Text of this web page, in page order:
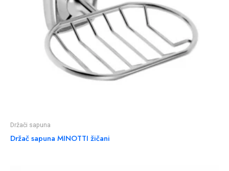
Držači sapuna
Držač sapuna MINOTTI žičani